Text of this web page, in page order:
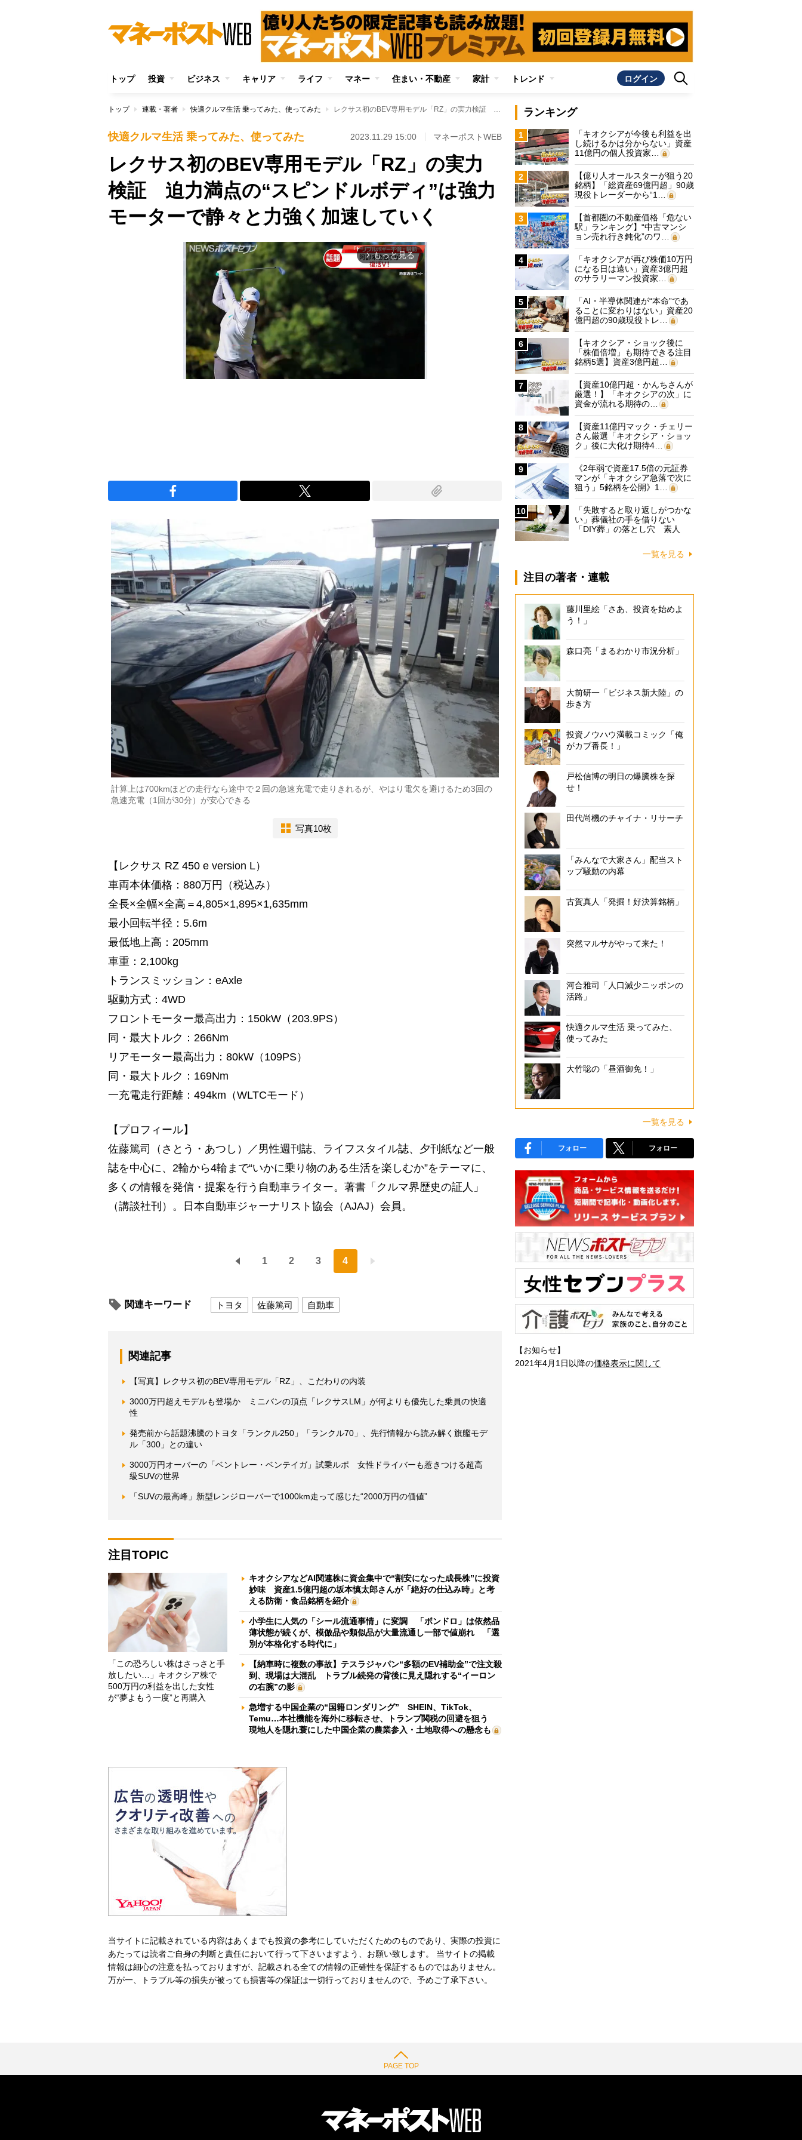
トップ 投資 ビジネス キャリア ライフ マネー 住まい・不動産 家計 トレンド ログイン
トップ 連載・著者 快適クルマ生活 乗ってみた、使ってみた レクサス初のBEV専用モデル「RZ」の実力検証 迫力満点の“スピンドルボディ”は強力モーターで静々と力強く加速していく
快適クルマ生活 乗ってみた、使ってみた 2023.11.29 15:00 マネーポストWEB
レクサス初のBEV専用モデル「RZ」の実力
検証 迫力満点の“スピンドルボディ”は強力
モーターで静々と力強く加速していく
arrow_forward_ios もっと見る
計算上は700kmほどの走行なら途中で２回の急速充電で走りきれるが、やはり電欠を避けるため3回の
急速充電（1回が30分）が安心できる
写真10枚
【レクサス RZ 450 e version L）
車両本体価格：880万円（税込み）
全長×全幅×全高＝4,805×1,895×1,635mm
最小回転半径：5.6m
最低地上高：205mm
車重：2,100kg
トランスミッション：eAxle
駆動方式：4WD
フロントモーター最高出力：150kW（203.9PS）
同・最大トルク：266Nm
リアモーター最高出力：80kW（109PS）
同・最大トルク：169Nm
一充電走行距離：494km（WLTCモード）
【プロフィール】
佐藤篤司（さとう・あつし）／男性週刊誌、ライフスタイル誌、夕刊紙など一般
誌を中心に、2輪から4輪まで“いかに乗り物のある生活を楽しむか”をテーマに、
多くの情報を発信・提案を行う自動車ライター。著書「クルマ界歴史の証人」
（講談社刊）。日本自動車ジャーナリスト協会（AJAJ）会員。
1 2 3 4
関連キーワード トヨタ 佐藤篤司 自動車
関連記事
【写真】レクサス初のBEV専用モデル「RZ」、こだわりの内装
3000万円超えモデルも登場か ミニバンの頂点「レクサスLM」が何よりも優先した乗員の快適
性
発売前から話題沸騰のトヨタ「ランクル250」「ランクル70」、先行情報から読み解く旗艦モデ
ル「300」との違い
3000万円オーバーの「ベントレー・ベンテイガ」試乗ルポ 女性ドライバーも惹きつける超高
級SUVの世界
「SUVの最高峰」新型レンジローバーで1000km走って感じた“2000万円の価値”
注目TOPIC
「この恐ろしい株はさっさと手
放したい…」キオクシア株で
500万円の利益を出した女性
が“夢よもう一度”と再購入
キオクシアなどAI関連株に資金集中で“割安になった成長株”に投資
妙味 資産1.5億円超の坂本慎太郎さんが「絶好の仕込み時」と考
える防衛・食品銘柄を紹介
小学生に人気の「シール流通事情」に変調 「ボンドロ」は依然品
薄状態が続くが、模倣品や類似品が大量流通し一部で値崩れ 「選
別が本格化する時代に」
【納車時に複数の事故】テスラジャパン“多額のEV補助金”で注文殺
到、現場は大混乱 トラブル続発の背後に見え隠れする“イーロン
の右腕”の影
急増する中国企業の“国籍ロンダリング” SHEIN、TikTok、
Temu…本社機能を海外に移転させ、トランプ関税の回避を狙う
現地人を隠れ蓑にした中国企業の農業参入・土地取得への懸念も
当サイトに記載されている内容はあくまでも投資の参考にしていただくためのものであり、実際の投資に
あたっては読者ご自身の判断と責任において行って下さいますよう、お願い致します。 当サイトの掲載
情報は細心の注意を払っておりますが、記載される全ての情報の正確性を保証するものではありません。
万が一、トラブル等の損失が被っても損害等の保証は一切行っておりませんので、予めご了承下さい。
ランキング
1
「キオクシアが今後も利益を出
し続けるかは分からない」資産
11億円の個人投資家…
2
【億り人オールスターが狙う20
銘柄】「総資産69億円超」90歳
現役トレーダーから“1…
3
【首都圏の不動産価格「危ない
駅」ランキング】“中古マンシ
ョン売れ行き鈍化”のワ…
4
「キオクシアが再び株価10万円
になる日は遠い」資産3億円超
のサラリーマン投資家…
5
「AI・半導体関連が“本命”であ
ることに変わりはない」資産20
億円超の90歳現役トレ…
6
【キオクシア・ショック後に
「株価倍増」も期待できる注目
銘柄5選】資産3億円超…
7
【資産10億円超・かんちさんが
厳選！】「キオクシアの次」に
資金が流れる期待の…
8
【資産11億円マック・チェリー
さん厳選「キオクシア・ショッ
ク」後に大化け期待4…
9
《2年弱で資産17.5倍の元証券
マンが「キオクシア急落で次に
狙う」5銘柄を公開》1…
10
「失敗すると取り返しがつかな
い」葬儀社の手を借りない
「DIY葬」の落とし穴 素人
一覧を見る
注目の著者・連載
藤川里絵「さあ、投資を始めよ
う！」
森口亮「まるわかり市況分析」
大前研一「ビジネス新大陸」の
歩き方
投資ノウハウ満載コミック「俺
がカブ番長！」
戸松信博の明日の爆騰株を探
せ！
田代尚機のチャイナ・リサーチ
「みんなで大家さん」配当スト
ップ騒動の内幕
古賀真人「発掘！好決算銘柄」
突然マルサがやって来た！
河合雅司「人口減少ニッポンの
活路」
快適クルマ生活 乗ってみた、
使ってみた
大竹聡の「昼酒御免！」
一覧を見る
フォロー フォロー
【お知らせ】
2021年4月1日以降の価格表示に関して
PAGE TOP